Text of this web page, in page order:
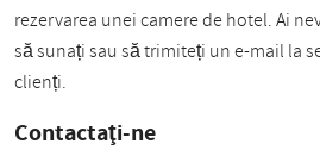
rezervarea unei camere de hotel. Ai
să sunați sau să trimiteți un e-mail la
clienți.
Contactaţi-ne